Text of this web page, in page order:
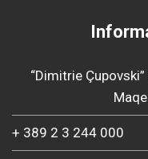
“Dimitrie
+ 389 2 3 244 000